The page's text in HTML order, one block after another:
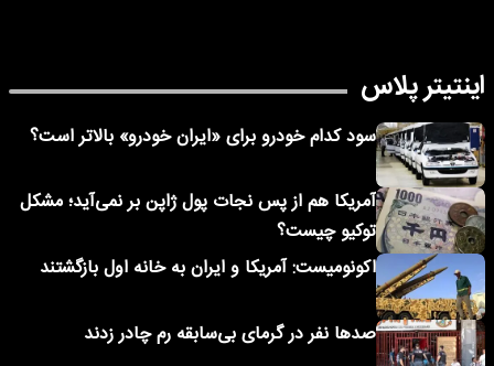
اینتیتر پلاس
سود کدام خودرو برای «ایران خودرو» بالاتر است؟
آمریکا هم از پس نجات پول ژاپن بر نمی‌آید؛ مشکل
توکیو چیست؟
اکونومیست: آمریکا و ایران به خانه اول بازگشتند
صدها نفر در گرمای بی‌سابقه رم چادر زدند